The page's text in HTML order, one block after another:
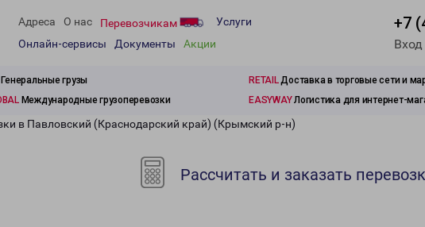
Адреса О нас Перевозчикам
Услуги
Онлайн-сервисы
Документы Акции
+7
грузы RETAILДоставка в торговые сети и
Международные грузоперевозки EASYWAYЛогистика для интернет-
в Павловский (Краснодарский край) (Крымский р-н)
Рассчитать и заказать